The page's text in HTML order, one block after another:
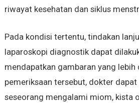
riwayat kesehatan dan siklus
Pada kondisi tertentu, tindakan
laparoskopi diagnostik dapat
mendapatkan gambaran yang lebih
pemeriksaan tersebut, dokter
seseorang mengalami miom, kista